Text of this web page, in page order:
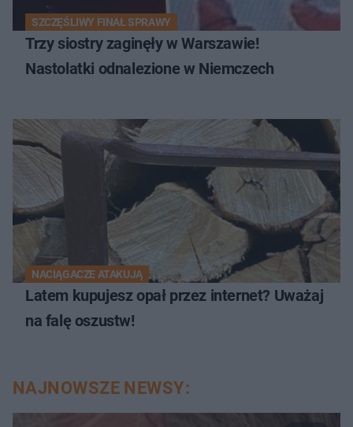
SZCZĘŚLIWY FINAŁ SPRAWY
Trzy siostry zaginęły w Warszawie!
Nastolatki odnalezione w Niemczech
NACIĄGACZE ATAKUJĄ
Latem kupujesz opał przez internet? Uważaj
na falę oszustw!
NAJNOWSZE NEWSY: